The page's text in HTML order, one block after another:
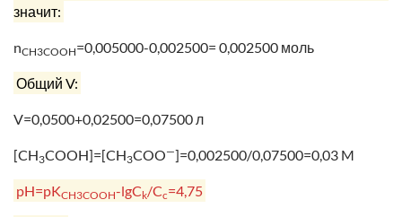
значит:
nCH3COOH=0,005000-0,002500= 0,002500 моль
Общий V:
V=0,0500+0,02500=0,07500 л
[CH3COOH]=[CH3COO—]=0,002500/0,07500=0,03 M
pH=pKCH3COOH-lgCk/Cc=4,75